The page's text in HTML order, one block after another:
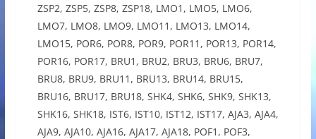
ZSP2, ZSP5, ZSP8, ZSP18, LMO1, LMO5, LMO6,
LMO7, LMO8, LMO9, LMO11, LMO13, LMO14,
LMO15, POR6, POR8, POR9, POR11, POR13, POR14,
POR16, POR17, BRU1, BRU2, BRU3, BRU6, BRU7,
BRU8, BRU9, BRU11, BRU13, BRU14, BRU15,
BRU16, BRU17, BRU18, SHK4, SHK6, SHK9, SHK13,
SHK16, SHK18, IST6, IST10, IST12, IST17, AJA3, AJA4,
AJA9, AJA10, AJA16, AJA17, AJA18, POF1, POF3,